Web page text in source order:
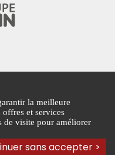
la meilleure
et services
de visite pour améliorer
sans accepter >